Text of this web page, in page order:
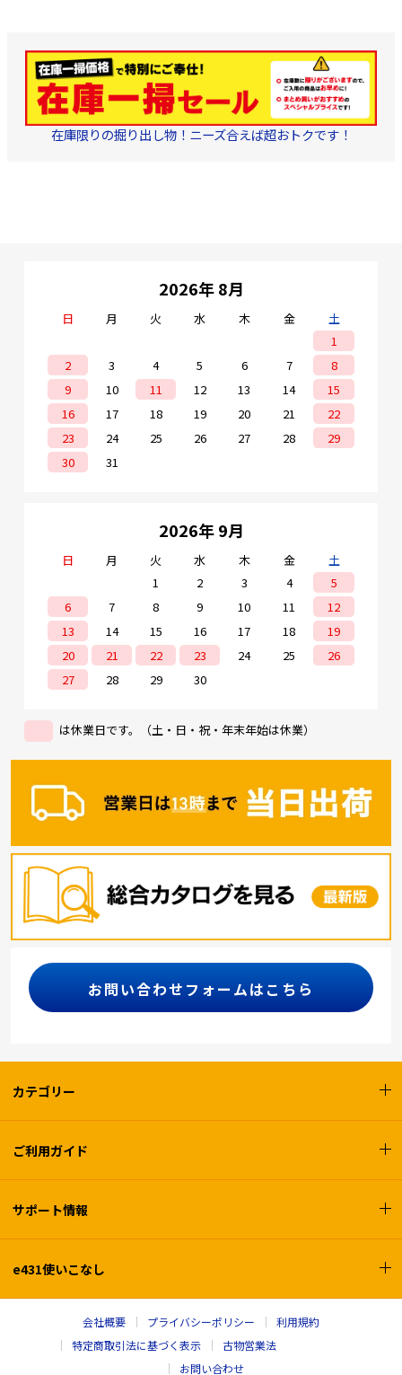
在庫限りの掘り出し物！ニーズ合えば超おトクです！
2026年 8月
日 月 火 水 木 金
土
1
2
3 4 5 6 7
8
9
10 11 12 13 14
15
16
17 18 19 20 21
22
23
24 25 26 27 28
29
30
31
2026年 9月
日 月 火 水 木 金
土
1
2 3 4
5
6
7 8 9 10 11
12
13
14 15 16 17 18
19
20
21 22 23 24 25
26
27
28 29 30
は休業日です。（土・日・祝・年末年始は休業）
お問い合わせフォームはこちら
カテゴリー
ご利用ガイド
サポート情報
e431使いこなし
会社概要 プライバシーポリシー
利用規約
特定商取引法に基づく表示
古物営業法
お問い合わせ